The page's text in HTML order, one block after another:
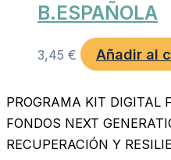
B.ESPAÑOLA
3,45 € Añadir al
PROGRAMA KIT DIGITAL
FONDOS NEXT
RECUPERACIÓN Y